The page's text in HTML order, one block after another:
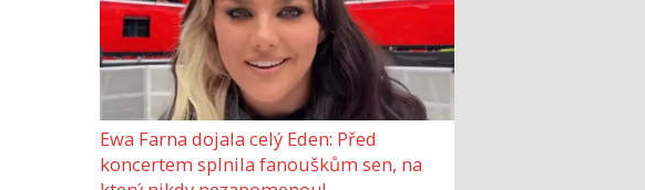
Ewa Farna dojala celý Eden: Před
koncertem splnila fanouškům sen, na